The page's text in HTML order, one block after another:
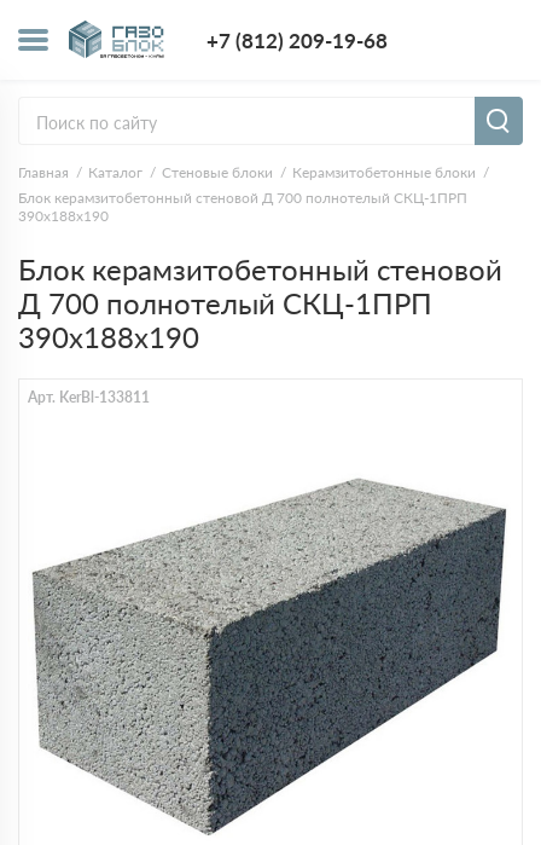
+7 (812) 209-19-68
Главная Каталог Стеновые блоки
Керамзитобетонные блоки
Блок керамзитобетонный стеновой Д 700 полнотелый СКЦ-1ПРП
390x188x190
Блок керамзитобетонный стеновой
Д 700 полнотелый СКЦ-1ПРП
390x188x190
Арт. KerBl-133811